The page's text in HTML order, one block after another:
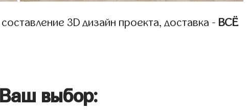
3D дизайн проекта, доставка - ВСЁ
выбор: